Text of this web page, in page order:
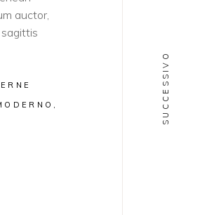
auctor,
SUCCESSIVO